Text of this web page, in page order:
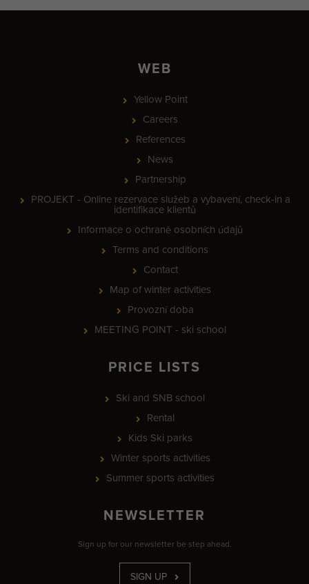
WEB
Yellow Point
Careers
References
News
Partnership
PROJEKT - Online rezervace služeb a vybavení, check-in a
identifikace klientů
Informace o ochraně osobních údajů
Terms and conditions
Contact
Map of winter activities
Provozní doba
MEETING POINT - ski school
PRICE LISTS
Ski and SNB school
Rental
Kids Ski parks
Winter sports activities
Summer sports activities
NEWSLETTER
Sign up for our newsletter be step ahead.
SIGN UP